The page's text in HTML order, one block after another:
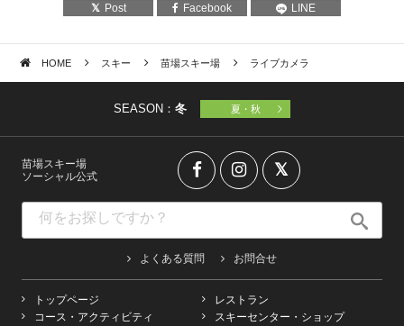
Post Facebook LINE
HOME スキー 苗場スキー場 ライブカメラ
SEASON： 冬 夏・秋
苗場スキー場
ソーシャル公式
よくある質問 お問合せ
トップページ
コース・アクティビティ
レストラン
スキーセンター・ショップ